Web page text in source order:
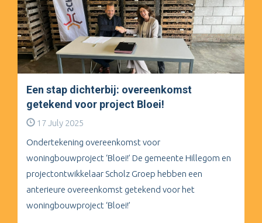
Een stap dichterbij: overeenkomst
getekend voor project Bloei!
17 July 2025
Ondertekening overeenkomst voor
woningbouwproject ‘Bloei!’ De gemeente Hillegom en
projectontwikkelaar Scholz Groep hebben een
anterieure overeenkomst getekend voor het
woningbouwproject ‘Bloei!’